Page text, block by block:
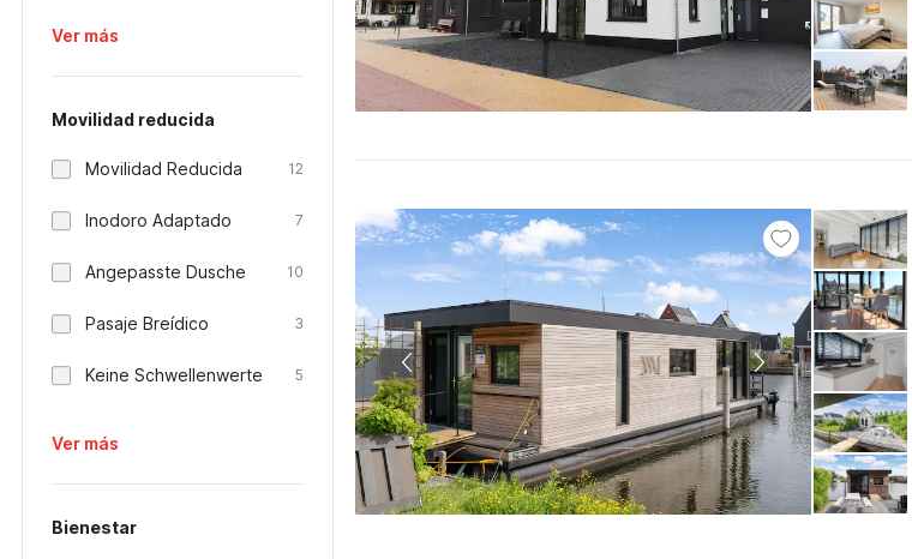
Ver más
Movilidad reducida
Movilidad Reducida 12
Inodoro Adaptado 7
Angepasste Dusche 10
Pasaje Breídico 3
Keine Schwellenwerte 5
Ver más
Bienestar